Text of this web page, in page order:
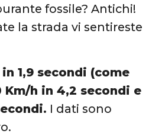
fossile? Antichi!
la strada vi sentireste
1,9 secondi (come
Km/h in 4,2 secondi e
I dati sono